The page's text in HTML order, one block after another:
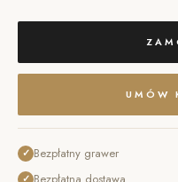
UMÓW
✓ Bezpłatny grawer
✓